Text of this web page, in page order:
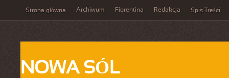
Strona główna Archiwum Fiorentina Redakcja Spis Treści
NOWA SÓL